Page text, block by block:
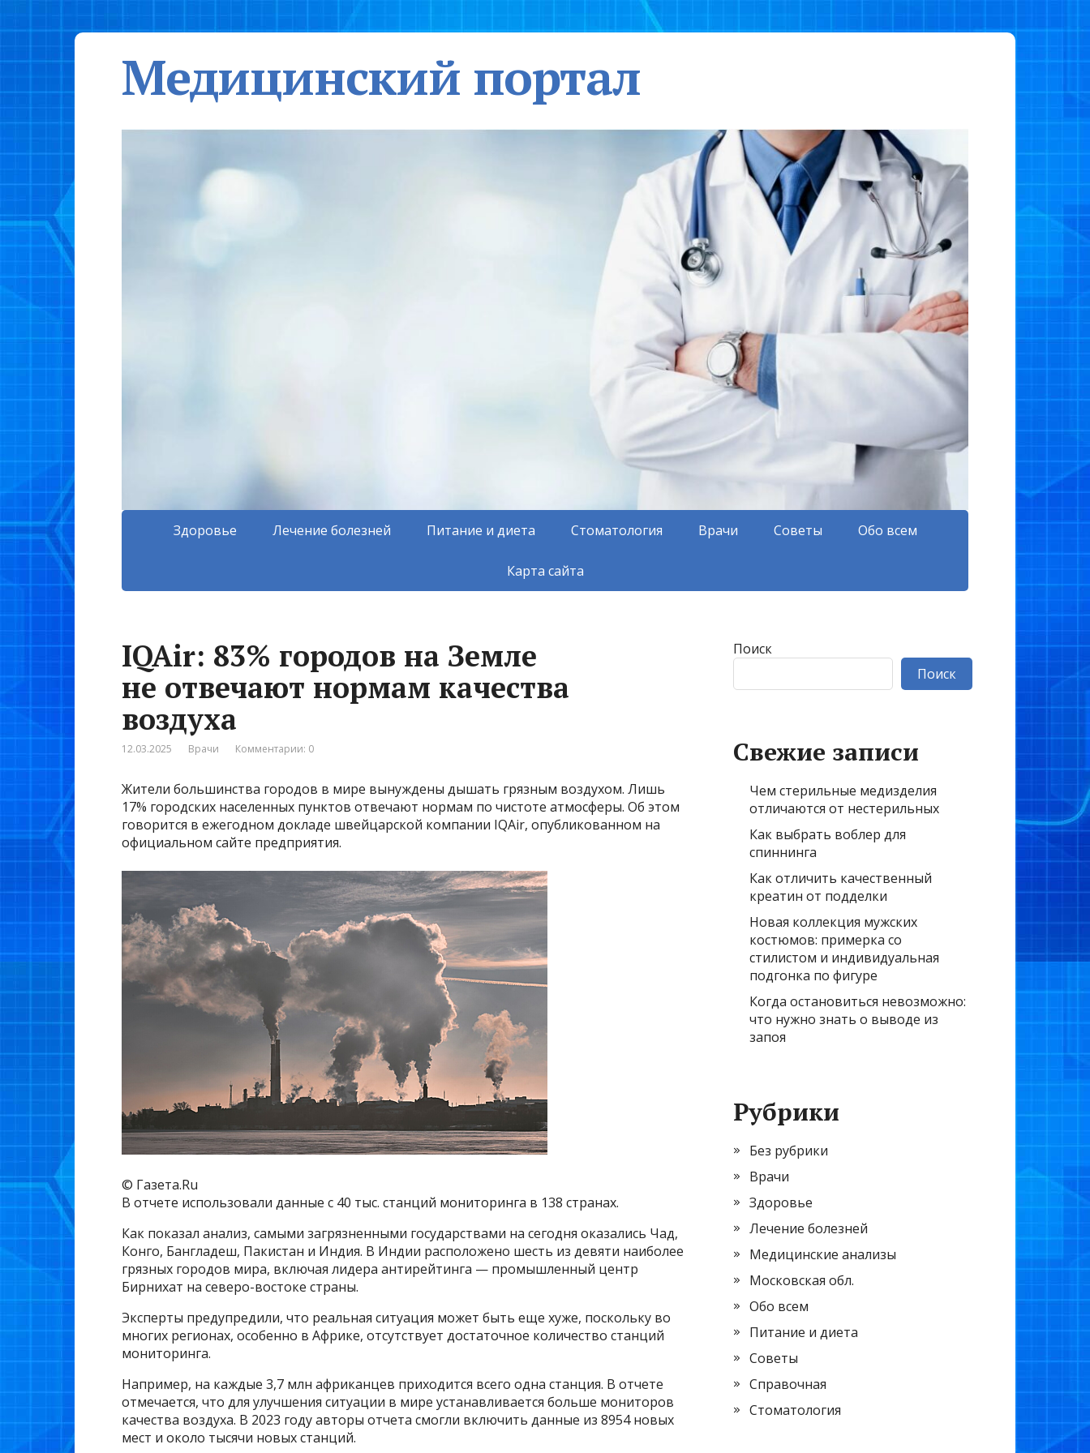
Медицинский портал
Здоровье Лечение болезней Питание и диета Стоматология Врачи Советы Обо всем
Карта сайта
IQAir: 83% городов на Земле
не отвечают нормам качества
воздуха
12.03.2025 Врачи Комментарии: 0
Жители большинства городов в мире вынуждены дышать грязным воздухом. Лишь
17% городских населенных пунктов отвечают нормам по чистоте атмосферы. Об этом
говорится в ежегодном докладе швейцарской компании IQAir, опубликованном на
официальном сайте предприятия.
© Газета.Ru
В отчете использовали данные с 40 тыс. станций мониторинга в 138 странах.
Как показал анализ, самыми загрязненными государствами на сегодня оказались Чад,
Конго, Бангладеш, Пакистан и Индия. В Индии расположено шесть из девяти наиболее
грязных городов мира, включая лидера антирейтинга — промышленный центр
Бирнихат на северо-востоке страны.
Эксперты предупредили, что реальная ситуация может быть еще хуже, поскольку во
многих регионах, особенно в Африке, отсутствует достаточное количество станций
мониторинга.
Например, на каждые 3,7 млн африканцев приходится всего одна станция. В отчете
отмечается, что для улучшения ситуации в мире устанавливается больше мониторов
качества воздуха. В 2023 году авторы отчета смогли включить данные из 8954 новых
мест и около тысячи новых станций.
Поиск
Поиск
Свежие записи
Чем стерильные медизделия
отличаются от нестерильных
Как выбрать воблер для
спиннинга
Как отличить качественный
креатин от подделки
Новая коллекция мужских
костюмов: примерка со
стилистом и индивидуальная
подгонка по фигуре
Когда остановиться невозможно:
что нужно знать о выводе из
запоя
Рубрики
Без рубрики
Врачи
Здоровье
Лечение болезней
Медицинские анализы
Московская обл.
Обо всем
Питание и диета
Советы
Справочная
Стоматология